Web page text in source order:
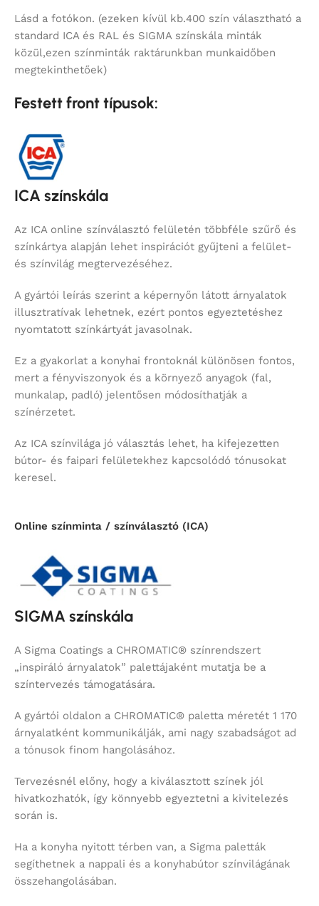
Lásd a fotókon. (ezeken kívül kb.400 szín választható a
standard ICA és RAL és SIGMA színskála minták
közül,ezen színminták raktárunkban munkaidőben
megtekinthetőek)
Festett front típusok:
ICA színskála
Az ICA online színválasztó felületén többféle szűrő és
színkártya alapján lehet inspirációt gyűjteni a felület-
és színvilág megtervezéséhez.
A gyártói leírás szerint a képernyőn látott árnyalatok
illusztratívak lehetnek, ezért pontos egyeztetéshez
nyomtatott színkártyát javasolnak.
Ez a gyakorlat a konyhai frontoknál különösen fontos,
mert a fényviszonyok és a környező anyagok (fal,
munkalap, padló) jelentősen módosíthatják a
színérzetet.
Az ICA színvilága jó választás lehet, ha kifejezetten
bútor- és faipari felületekhez kapcsolódó tónusokat
keresel.
Online színminta / színválasztó (ICA)
SIGMA színskála
A Sigma Coatings a CHROMATIC® színrendszert
„inspiráló árnyalatok” palettájaként mutatja be a
színtervezés támogatására.
A gyártói oldalon a CHROMATIC® paletta méretét 1 170
árnyalatként kommunikálják, ami nagy szabadságot ad
a tónusok finom hangolásához.
Tervezésnél előny, hogy a kiválasztott színek jól
hivatkozhatók, így könnyebb egyeztetni a kivitelezés
során is.
Ha a konyha nyitott térben van, a Sigma paletták
segíthetnek a nappali és a konyhabútor színvilágának
összehangolásában.